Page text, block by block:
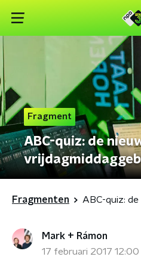
Fragment
ABC-quiz: de
Fragmenten
Mark + Rámon
17 februari 2017